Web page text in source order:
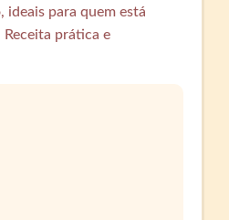
ideais para quem está
Receita prática e